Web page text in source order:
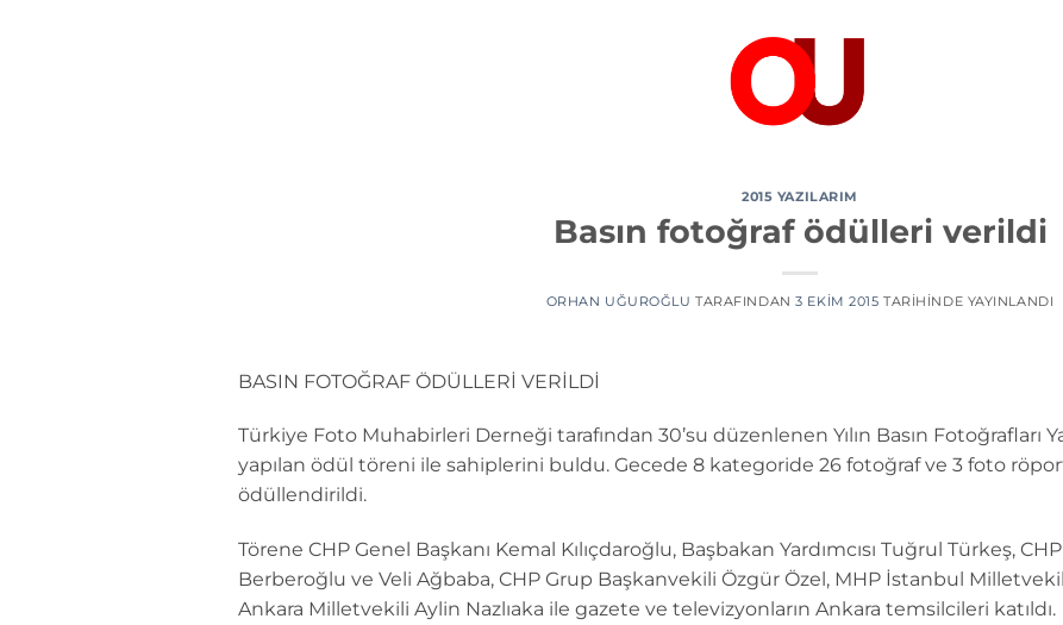
2015 YAZILARIM
Basın fotoğraf ödülleri verildi
ORHAN UĞUROĞLU TARAFINDAN 3 EKIM 2015 TARIHINDE YAYINLANDI
BASIN FOTOĞRAF ÖDÜLLERİ VERİLDİ
Türkiye Foto Muhabirleri Derneği tarafından 30’su düzenlenen Yılın Basın Fotoğrafları
yapılan ödül töreni ile sahiplerini buldu. Gecede 8 kategoride 26 fotoğraf ve 3 foto
ödüllendirildi.
Törene CHP Genel Başkanı Kemal Kılıçdaroğlu, Başbakan Yardımcısı Tuğrul Türkeş,
Berberoğlu ve Veli Ağbaba, CHP Grup Başkanvekili Özgür Özel, MHP İstanbul
Ankara Milletvekili Aylin Nazlıaka ile gazete ve televizyonların Ankara temsilcileri katıldı.